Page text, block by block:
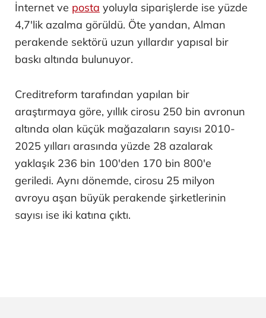
İnternet ve posta yoluyla siparişlerde ise yüzde
4,7'lik azalma görüldü. Öte yandan, Alman
perakende sektörü uzun yıllardır yapısal bir
baskı altında bulunuyor.
Creditreform tarafından yapılan bir
araştırmaya göre, yıllık cirosu 250 bin avronun
altında olan küçük mağazaların sayısı 2010-
2025 yılları arasında yüzde 28 azalarak
yaklaşık 236 bin 100'den 170 bin 800'e
geriledi. Aynı dönemde, cirosu 25 milyon
avroyu aşan büyük perakende şirketlerinin
sayısı ise iki katına çıktı.